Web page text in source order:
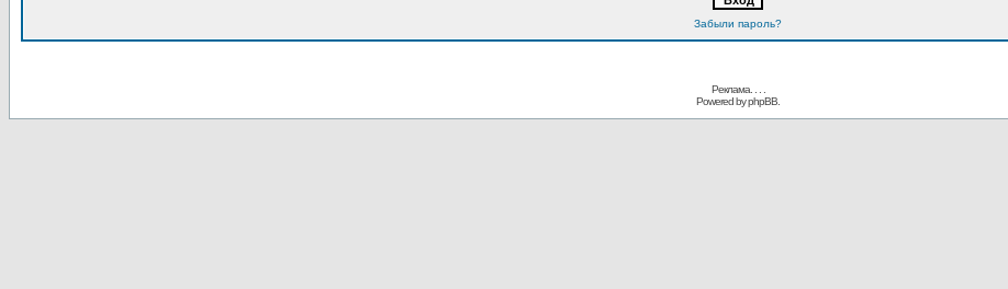
Забыли пароль?
Реклама. . .
Powered byphpBB.